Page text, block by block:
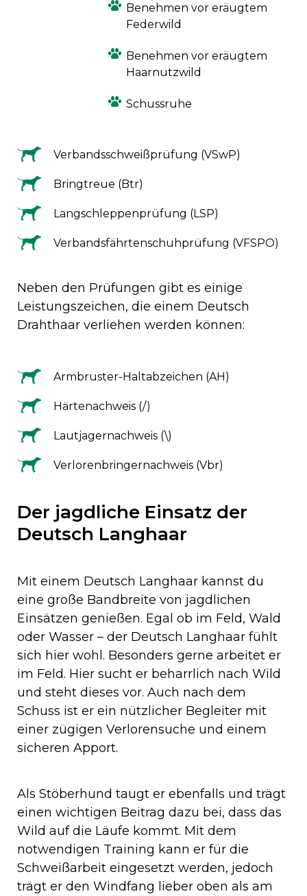
Benehmen vor eräugtem
Federwild
Benehmen vor eräugtem
Haarnutzwild
Schussruhe
Verbandsschweißprüfung (VSwP)
Bringtreue (Btr)
Langschleppenprüfung (LSP)
Verbandsfährtenschuhprüfung (VFSPO)
Neben den Prüfungen gibt es einige
Leistungszeichen, die einem Deutsch
Drahthaar verliehen werden können:
Armbruster-Haltabzeichen (AH)
Härtenachweis (/)
Lautjagernachweis (\)
Verlorenbringernachweis (Vbr)
Der jagdliche Einsatz der
Deutsch Langhaar
Mit einem Deutsch Langhaar kannst du
eine große Bandbreite von jagdlichen
Einsätzen genießen. Egal ob im Feld, Wald
oder Wasser – der Deutsch Langhaar fühlt
sich hier wohl. Besonders gerne arbeitet er
im Feld. Hier sucht er beharrlich nach Wild
und steht dieses vor. Auch nach dem
Schuss ist er ein nützlicher Begleiter mit
einer zügigen Verlorensuche und einem
sicheren Apport.
Als Stöberhund taugt er ebenfalls und trägt
einen wichtigen Beitrag dazu bei, dass das
Wild auf die Läufe kommt. Mit dem
notwendigen Training kann er für die
Schweißarbeit eingesetzt werden, jedoch
trägt er den Windfang lieber oben als am